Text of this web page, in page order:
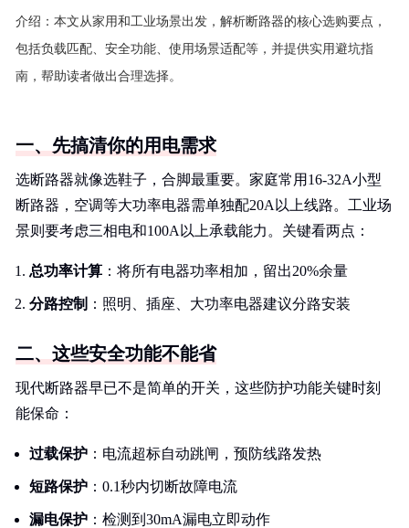
介绍： 本文从家用和工业场景出发，解析断路器的核心选购要点，
包括负载匹配、安全功能、使用场景适配等，并提供实用避坑指
南，帮助读者做出合理选择。
一、先搞清你的用电需求
选断路器就像选鞋子，合脚最重要。家庭常用16-32A小型
断路器，空调等大功率电器需单独配20A以上线路。工业场
景则要考虑三相电和100A以上承载能力。关键看两点：
总功率计算 ：将所有电器功率相加，留出20%余量
分路控制 ：照明、插座、大功率电器建议分路安装
二、这些安全功能不能省
现代断路器早已不是简单的开关，这些防护功能关键时刻
能保命：
过载保护 ：电流超标自动跳闸，预防线路发热
短路保护 ：0.1秒内切断故障电流
漏电保护 ：检测到30mA漏电立即动作